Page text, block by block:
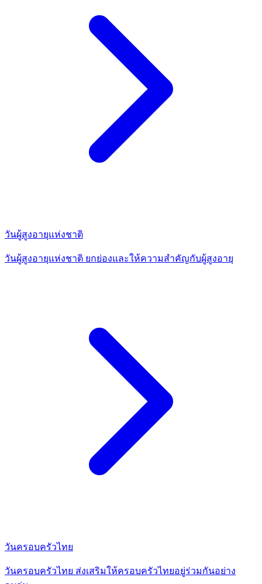
วันผู้สูงอายุแห่งชาติ
วันผู้สูงอายุแห่งชาติ ยกย่องและให้ความสำคัญกับผู้สูงอายุ
วันครอบครัวไทย
วันครอบครัวไทย ส่งเสริมให้ครอบครัวไทยอยู่ร่วมกันอย่าง